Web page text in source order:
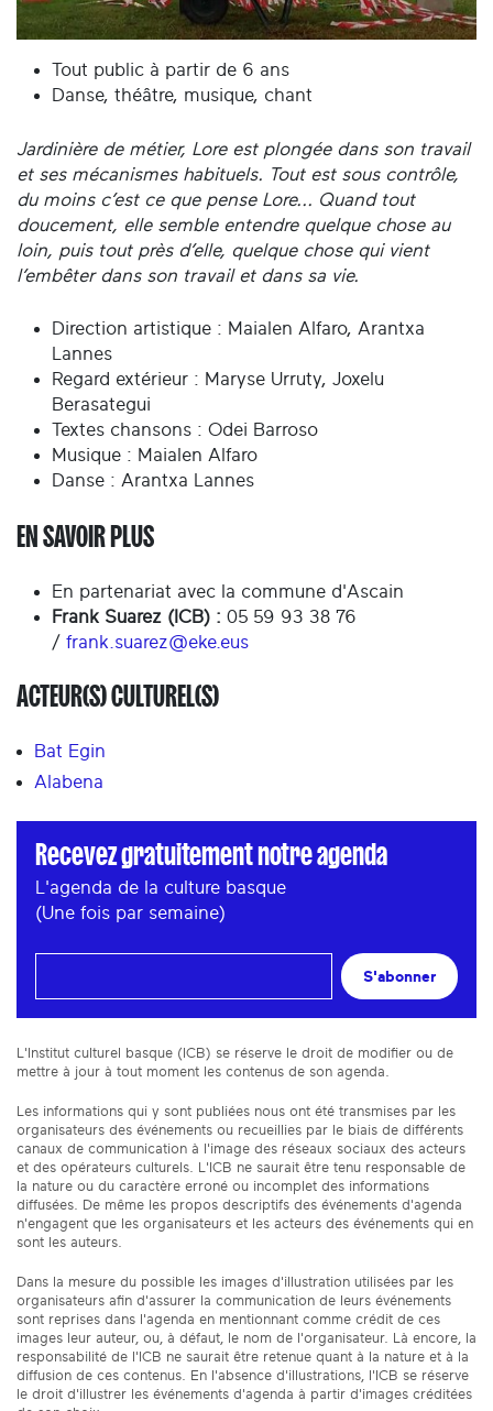
Tout public à partir de 6 ans
Danse, théâtre, musique, chant
Jardinière de métier, Lore est plongée dans son travail
et ses mécanismes habituels. Tout est sous contrôle,
du moins c’est ce que pense Lore... Quand tout
doucement, elle semble entendre quelque chose au
loin, puis tout près d’elle, quelque chose qui vient
l’embêter dans son travail et dans sa vie.
Direction artistique : Maialen Alfaro, Arantxa
Lannes
Regard extérieur : Maryse Urruty, Joxelu
Berasategui
Textes chansons : Odei Barroso
Musique : Maialen Alfaro
Danse : Arantxa Lannes
EN SAVOIR PLUS
En partenariat avec la commune d'Ascain
Frank Suarez (ICB) : 05 59 93 38 76
/ frank.suarez@eke.eus
ACTEUR(S) CULTUREL(S)
Bat Egin
Alabena
Recevez gratuitement notre agenda
L'agenda de la culture basque
(Une fois par semaine)
S'abonner
L'Institut culturel basque (ICB) se réserve le droit de modifier ou de
mettre à jour à tout moment les contenus de son agenda.
Les informations qui y sont publiées nous ont été transmises par les
organisateurs des événements ou recueillies par le biais de différents
canaux de communication à l'image des réseaux sociaux des acteurs
et des opérateurs culturels. L'ICB ne saurait être tenu responsable de
la nature ou du caractère erroné ou incomplet des informations
diffusées. De même les propos descriptifs des événements d'agenda
n'engagent que les organisateurs et les acteurs des événements qui en
sont les auteurs.
Dans la mesure du possible les images d'illustration utilisées par les
organisateurs afin d'assurer la communication de leurs événements
sont reprises dans l'agenda en mentionnant comme crédit de ces
images leur auteur, ou, à défaut, le nom de l'organisateur. Là encore, la
responsabilité de l'ICB ne saurait être retenue quant à la nature et à la
diffusion de ces contenus. En l'absence d'illustrations, l'ICB se réserve
le droit d'illustrer les événements d'agenda à partir d'images créditées